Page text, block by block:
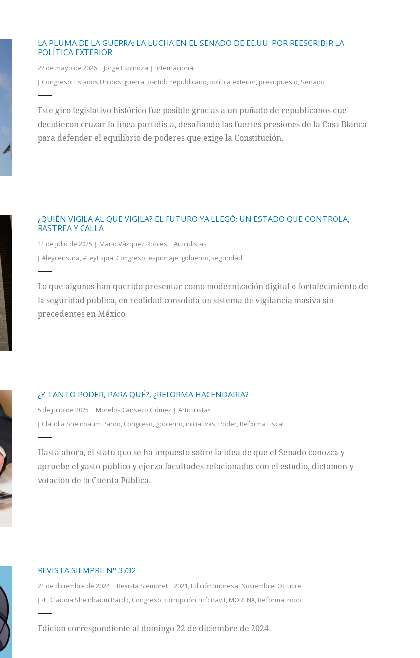
LA PLUMA DE LA GUERRA: LA LUCHA EN EL SENADO DE EE.UU. POR REESCRIBIR LA
POLÍTICA EXTERIOR
22 de mayo de 2026 Jorge Espinoza
Internacional
Congreso, Estados Unidos, guerra, partido republicano, política exterior, presupuesto, Senado
Este giro legislativo histórico fue posible gracias a un puñado de republicanos que
decidieron cruzar la línea partidista, desafiando las fuertes presiones de la Casa Blanca
para defender el equilibrio de poderes que exige la Constitución.
¿QUIÉN VIGILA AL QUE VIGILA? EL FUTURO YA LLEGÓ: UN ESTADO QUE CONTROLA,
RASTREA Y CALLA
11 de julio de 2025 Mario Vázquez Robles
Articulistas
#leycensura #LeyEspia Congreso espionaje gobierno seguridad
Lo que algunos han querido presentar como modernización digital o fortalecimiento de
la seguridad pública, en realidad consolida un sistema de vigilancia masiva sin
precedentes en México.
¿Y TANTO PODER, PARA QUÉ?, ¿REFORMA HACENDARIA?
5 de julio de 2025 Morelos Canseco Gómez
Articulistas
Claudia Sheinbaum Pardo, Congreso, gobierno, iniciativas, Poder, Reforma Fiscal
Hasta ahora, el statu quo se ha impuesto sobre la idea de que el Senado conozca y
apruebe el gasto público y ejerza facultades relacionadas con el estudio, dictamen y
votación de la Cuenta Pública.
REVISTA SIEMPRE N° 3732
21 de diciembre de 2024 Revista Siempre! 2021 Edición Impresa Noviembre Octubre
4t, Claudia Sheinbaum Pardo Congreso corrupción Infonavit, MORENA, Reforma robo
Edición correspondiente al domingo 22 de diciembre de 2024.